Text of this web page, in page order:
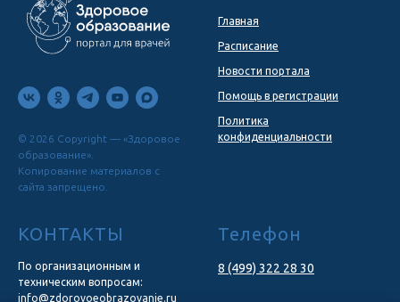
© 2026 Copyright — «Здоровое
образование».
Копирование материалов с
сайта запрещено.
Главная
Расписание
Новости портала
Помощь в регистрации
Политика
конфиденциальности
КОНТАКТЫ
По организационным и
техническим вопросам:
info@zdorovoeobrazovanie.ru
Телефон
8 (499) 322 28 30